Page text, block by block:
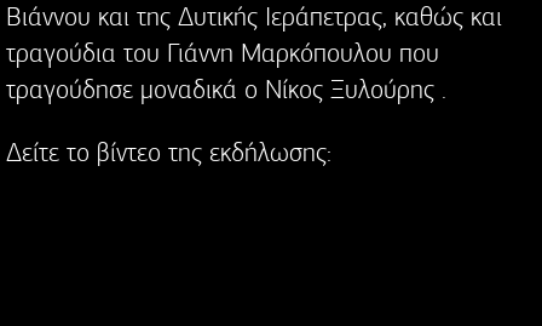
Βιάννου και της Δυτικής Ιεράπετρας, καθώς και
τραγούδια του Γιάννη Μαρκόπουλου που
τραγούδησε μοναδικά ο Νίκος Ξυλούρης .
Δείτε το βίντεο της εκδήλωσης: